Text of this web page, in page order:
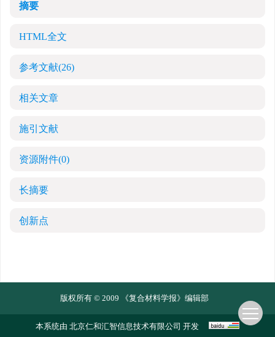
摘要
HTML全文
参考文献(26)
相关文章
施引文献
资源附件(0)
长摘要
创新点
版权所有 © 2009 《复合材料学报》编辑部
本系统由 北京仁和汇智信息技术有限公司 开发